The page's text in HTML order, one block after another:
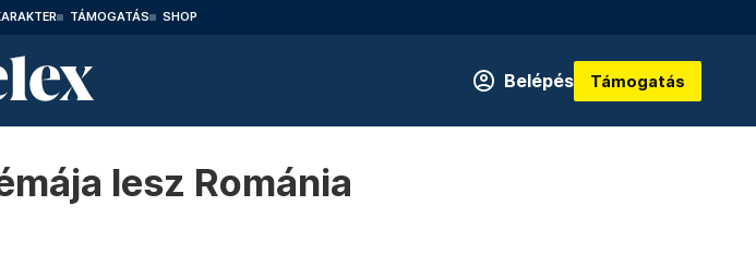
TÁMOGATÁS SHOP
Belépés Támogatás
lesz Románia